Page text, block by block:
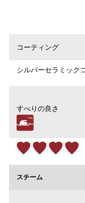
コーティング
シルバーセラミック
すべりの良さ
スチーム